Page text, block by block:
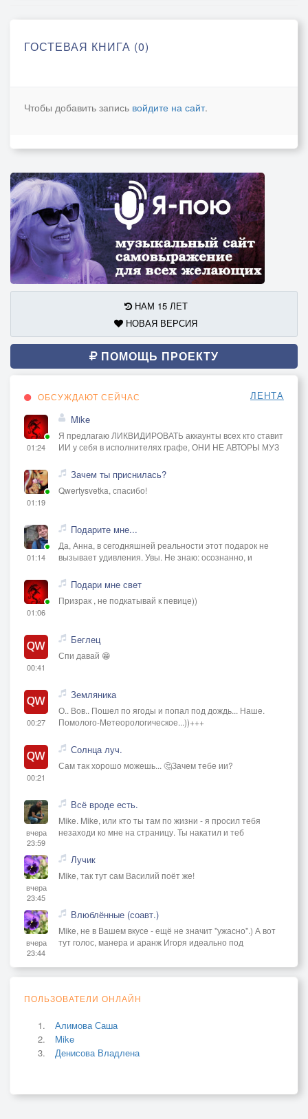
ГОСТЕВАЯ КНИГА (0)
Чтобы добавить запись войдите на сайт.
НАМ 15 ЛЕТ
НОВАЯ ВЕРСИЯ
ПОМОЩЬ ПРОЕКТУ
ОБСУЖДАЮТ СЕЙЧАС ЛЕНТА
01:24
Mike
Я предлагаю ЛИКВИДИРОВАТЬ аккаунты всех кто ставит
ИИ у себя в исполнителях графе, ОНИ НЕ АВТОРЫ МУЗ
01:19
Зачем ты приснилась?
Qwertysvetka, спасибо!
01:14
Подарите мне...
Да, Анна, в сегодняшней реальности этот подарок не
вызывает удивления. Увы. Не знаю: осознанно, и
01:06
Подари мне свет
Призрак , не подкатывай к певице))
00:41
Беглец
Спи давай 😁
00:27
Земляника
О.. Вов.. Пошел по ягоды и попал под дождь... Наше.
Помолого-Метеорологическое...))+++
00:21
Солнца луч.
Сам так хорошо можешь... 🤔Зачем тебе ии?
вчера
23:59
Всё вроде есть.
Mike. Mike, или кто ты там по жизни - я просил тебя
незаходи ко мне на страницу. Ты накатил и теб
вчера
23:45
Лучик
Mike, так тут сам Василий поёт же!
вчера
23:44
Влюблённые (соавт.)
Mike, не в Вашем вкусе - ещё не значит "ужасно".) А вот
тут голос, манера и аранж Игоря идеально под
ПОЛЬЗОВАТЕЛИ ОНЛАЙН
Алимова Саша
Mike
Денисова Владлена